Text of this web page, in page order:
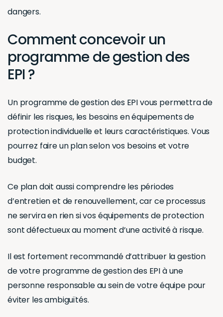
dangers.
Comment concevoir un
programme de gestion des
EPI ?
Un programme de gestion des EPI vous permettra de
définir les risques, les besoins en équipements de
protection individuelle et leurs caractéristiques. Vous
pourrez faire un plan selon vos besoins et votre
budget.
Ce plan doit aussi comprendre les périodes
d’entretien et de renouvellement, car ce processus
ne servira en rien si vos équipements de protection
sont défectueux au moment d’une activité à risque.
Il est fortement recommandé d’attribuer la gestion
de votre programme de gestion des EPI à une
personne responsable au sein de votre équipe pour
éviter les ambiguïtés.